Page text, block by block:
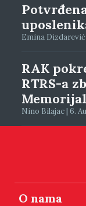
Emina Dizdarević
RAK
RTRS-a
Nino Bilajac | 6.
O nama